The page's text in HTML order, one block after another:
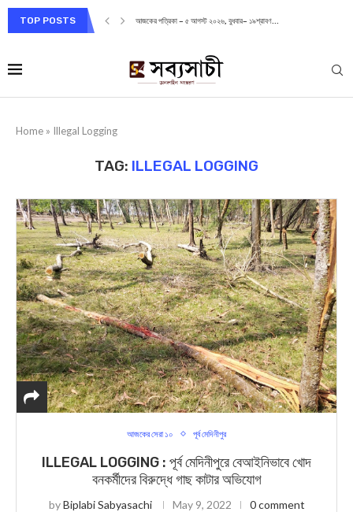
TOP POSTS আজকের পত্রিকা – ৫ আগস্ট ২০২৬, বুধবার– ১৯শ্রাবণ...
Home » Illegal Logging
TAG: ILLEGAL LOGGING
আজকের সেরা ১০ পূর্ব মেদিনীপুর
ILLEGAL LOGGING : পূর্ব মেদিনীপুরে বেআইনিভাবে খোদ
বনকর্মীদের বিরুদ্ধে গাছ কাটার অভিযোগ
byBiplabi Sabyasachi May 9, 2022 0 comment